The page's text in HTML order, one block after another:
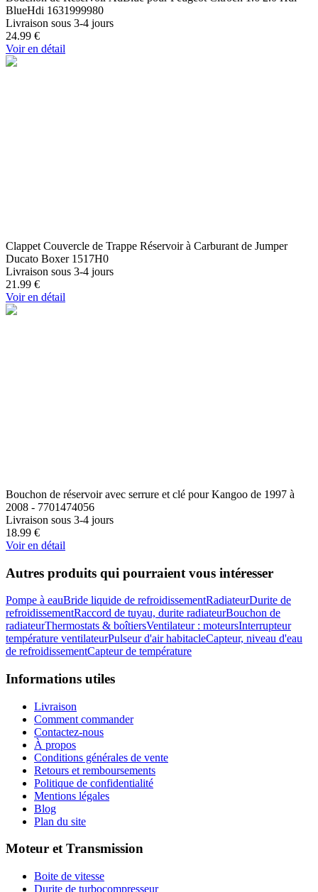
BlueHdi 1631999980
Livraison sous 3-4 jours
24.99 €
Voir en détail
Clappet Couvercle de Trappe Réservoir à Carburant de Jumper
Ducato Boxer 1517H0
Livraison sous 3-4 jours
21.99 €
Voir en détail
Bouchon de réservoir avec serrure et clé pour Kangoo de 1997 à
2008 - 7701474056
Livraison sous 3-4 jours
18.99 €
Voir en détail
Autres produits qui pourraient vous intéresser
Pompe à eauBride liquide de refroidissementRadiateurDurite de
refroidissementRaccord de tuyau, durite radiateurBouchon de
radiateurThermostats & boîtiersVentilateur : moteursInterrupteur
température ventilateurPulseur d'air habitacleCapteur, niveau d'eau
de refroidissementCapteur de température
Informations utiles
Livraison
Comment commander
Contactez-nous
À propos
Conditions générales de vente
Retours et remboursements
Politique de confidentialité
Mentions légales
Blog
Plan du site
Moteur et Transmission
Boite de vitesse
Durite de turbocompresseur